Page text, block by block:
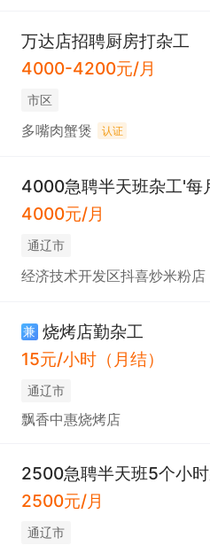
万达店招聘厨房打杂工
4000-4200元/月
市区
多嘴肉蟹煲 认证
4000急聘半天班杂工'每
4000元/月
通辽市
经济技术开发区抖喜炒米粉店
兼 烧烤店勤杂工
15元/小时（月结）
通辽市
飘香中惠烧烤店
2500急聘半天班5个小时
2500元/月
通辽市